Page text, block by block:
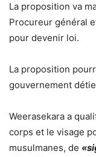
La proposition va
Procureur général
pour devenir loi.
La proposition
gouvernement
Weerasekara a
corps et le visage
musulmanes, de